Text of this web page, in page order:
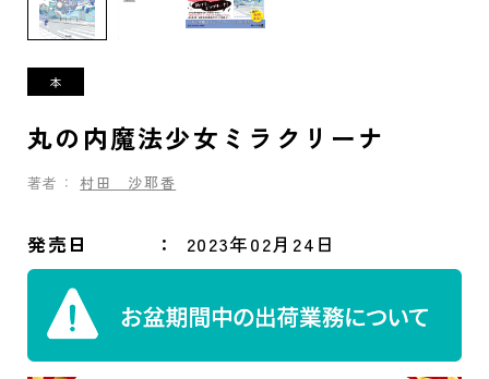
丸の内魔法少女ミラクリーナ
著者： 村田 沙耶香
発売日 2023年02月24日